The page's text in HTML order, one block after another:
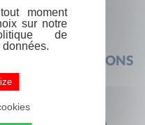
AUX QUESTIONS
moment
sur notre
de